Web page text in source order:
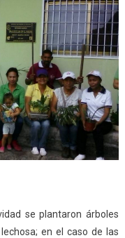
se plantaron árboles
en el caso de las